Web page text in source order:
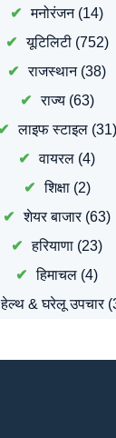
मनोरंजन(14)
यूटिलिटी(752)
राजस्थान(38)
राज्य(63)
लाइफ स्टाइल(31)
वायरल (4)
शिक्षा(2)
शेयर बाजार(63)
हरियाणा (23)
हिमाचल (4)
हेल्थ & घरेलू उपचार